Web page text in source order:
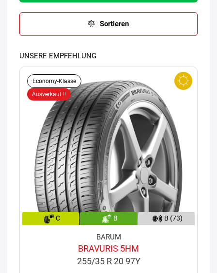
Sortieren
UNSERE EMPFEHLUNG
Economy-Klasse
Ausverkauf !!
C B B (73)
BARUM
BRAVURIS 5HM
255/35 R 20 97Y